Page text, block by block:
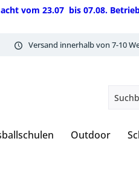
vom 23.07 bis 07.08.
Versand innerhalb von 7-10
Outdoor